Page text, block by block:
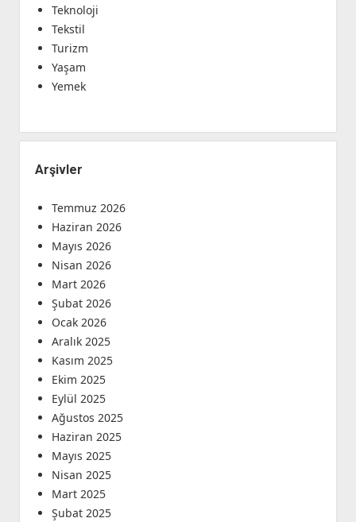
Teknoloji
Tekstil
Turizm
Yaşam
Yemek
Arşivler
Temmuz 2026
Haziran 2026
Mayıs 2026
Nisan 2026
Mart 2026
Şubat 2026
Ocak 2026
Aralık 2025
Kasım 2025
Ekim 2025
Eylül 2025
Ağustos 2025
Haziran 2025
Mayıs 2025
Nisan 2025
Mart 2025
Şubat 2025